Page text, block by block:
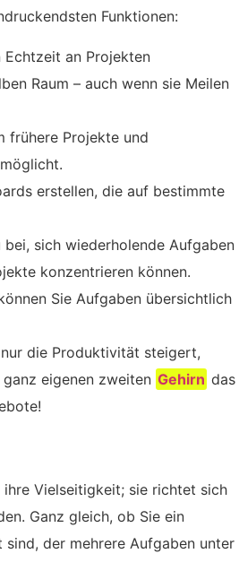
Funktionen:
Echtzeit an Projekten
Raum – auch wenn sie Meilen
frühere Projekte und
erstellen, die auf bestimmte
sich wiederholende Aufgaben
konzentrieren können.
Sie Aufgaben übersichtlich
die Produktivität steigert,
eigenen zweiten Gehirn das
Vielseitigkeit; sie richtet sich
Ganz gleich, ob Sie ein
der mehrere Aufgaben unter